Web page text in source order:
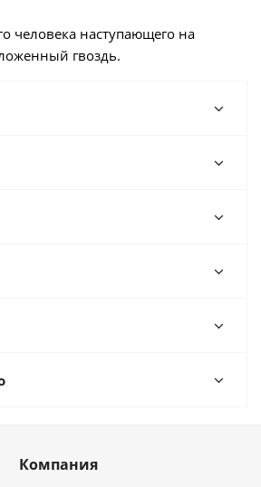
человека наступающего на
гвоздь.
Компания